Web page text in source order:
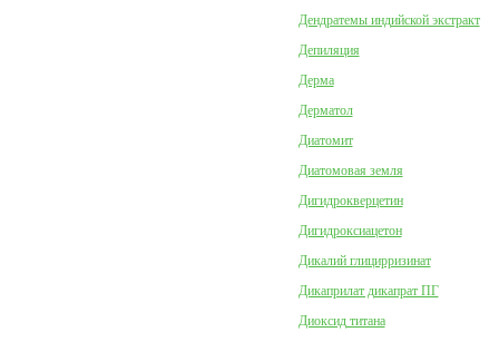
Дендратемы индийской экстракт
Депиляция
Дерма
Дерматол
Диатомит
Диатомовая земля
Дигидрокверцетин
Дигидроксиацетон
Дикалий глицирризинат
Дикаприлат дикапрат ПГ
Диоксид титана